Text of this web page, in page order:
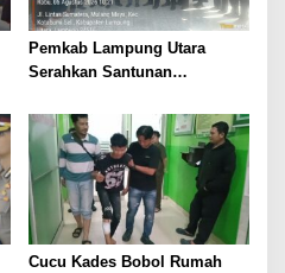
Pemkab Lampung Utara
Serahkan Santunan
Korban Kebakaran
Cucu Kades Bobol Rumah